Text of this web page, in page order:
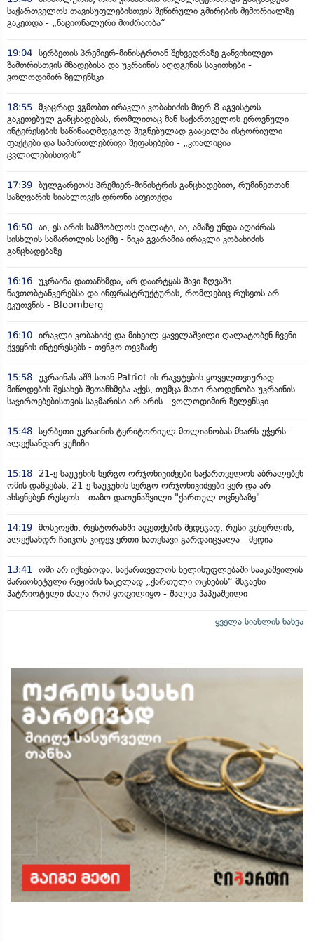
საქართველოს თავისუფლებისთვის შეწირული გმირების მემორიალზე
გაკეთდა - „ნაციონალური მოძრაობა“
19:04 სერბეთის პრემიერ-მინისტრთან შეხვედრაზე განვიხილეთ
ზამთრისთვის მზადებისა და უკრაინის აღდგენის საკითხები -
ვოლოდიმირ ზელენსკი
18:55 მკაცრად ვგმობთ ირაკლი კობახიძის მიერ 8 აგვისტოს
გაკეთებულ განცხადებას, რომლითაც მან საქართველოს ეროვნული
ინტერესების საწინააღმდეგოდ შეგნებულად გააყალბა ისტორიული
ფაქტები და სამართლებრივი შეფასებები - „კოალიცია
ცვლილებისთვის“
17:39 ბულგარეთის პრემიერ-მინისტრის განცხადებით, რუმინეთთან
საზღვარის სიახლოვეს დრონი აფეთქდა
16:50 აი, ეს არის სამშობლოს ღალატი, აი, ამაზე უნდა აღიძრას
სისხლის სამართლის საქმე - ნიკა გვარამია ირაკლი კობახიძის
განცხადებაზე
16:16 უკრაინა დათანხმდა, არ დაარტყას შავი ზღვაში
ნავთობტანკერებსა და ინფრასტრუქტურას, რომლებიც რუსეთს არ
ეკუთვნის - Bloomberg
16:10 ირაკლი კობახიძე და მიხეილ ყაველაშვილი ღალატობენ ჩვენი
ქვეყნის ინტერესებს - თენგო თევზაძე
15:58 უკრაინას აშშ-სთან Patriot-ის რაკეტების ყოველთვიურად
მიწოდების შესახებ შეთანხმება აქვს, თუმცა მათი რაოდენობა უკრაინის
საჭიროებებისთვის საკმარისი არ არის - ვოლოდიმირ ზელენსკი
15:48 სერბეთი უკრაინის ტერიტორიულ მთლიანობას მხარს უჭერს -
ალექსანდარ ვუჩიჩი
15:18
21-ე საუკუნის სერგო ორჯონიკიძეები საქართველოს აბრალებენ
ომის დაწყებას, 21-ე საუკუნის სერგო ორჯონიკიძეები ვერ და არ
ახსენებენ რუსეთს - თაზო დათუნაშვილი "ქართულ ოცნებაზე"
14:19 მოსკოვში, რესტორანში აფეთქების შედეგად, რუსი გენერლის,
ალექსანდრ ჩაიკოს კიდევ ერთი ნათესავი გარდაიცვალა - მედია
13:41
ომი არ იქნებოდა, საქართველოს ხელისუფლებაში სააკაშვილის
მარიონეტული რეჟიმის ნაცვლად „ქართული ოცნების“ მსგავსი
პატრიოტული ძალა რომ ყოფილიყო - შალვა პაპუაშვილი
ყველა სიახლის ნახვა